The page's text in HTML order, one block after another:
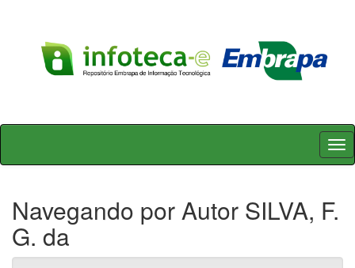
Skip
Navegando por Autor SILVA, F.
G. da